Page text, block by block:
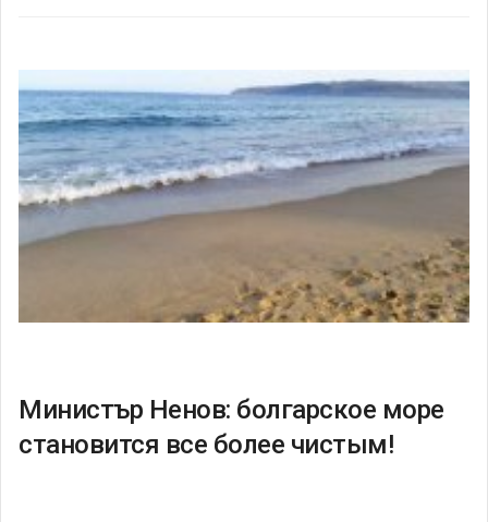
Министър Ненов: болгарское море
становится все более чистым!